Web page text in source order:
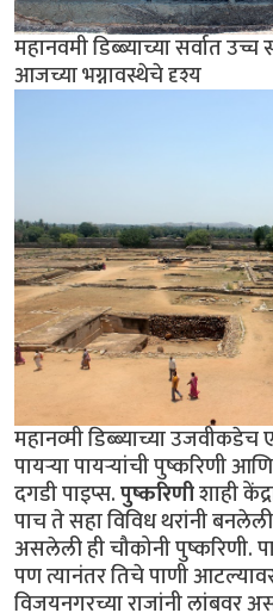
महानवमी डिब्ब्याच्या सर्वात उच्च
आजच्या भग्नावस्थेचे दृश्य
महानव्मी डिब्ब्याच्या
पायर्‍या पायर्‍यांची पुष्करिणी
दगडी पाइप्स.पुष्करिणीशाही
पाच ते सहा विविध थरांनी
असलेली ही चौकोनी पुष्करिणी.
पण त्यानंतर तिचे पाणी
विजयनगरच्या राजांनी लांबवर